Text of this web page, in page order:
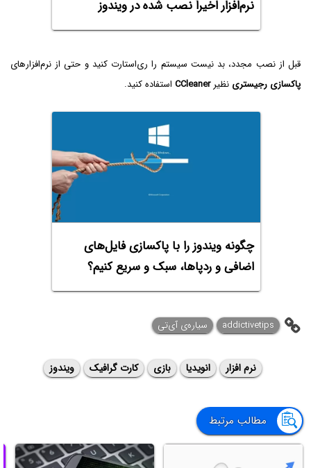
نرم‌افزار اخیراً نصب شده در ویندوز
قبل از نصب مجدد، بد نیست سیستم را ری‌استارت کنید و حتی از نرم‌افزارهای
پاکسازی رجیستری نظیرCCleaner استفاده کنید.
چگونه ویندوز را با پاکسازی فایل‌های
اضافی و ردپاها، سبک و سریع کنیم؟
addictivetips سیاره‌ی آی‌تی
نرم افزار انویدیا بازی کارت گرافیک ویندوز
مطالب مرتبط